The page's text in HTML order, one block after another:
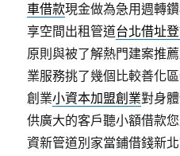
車借款現金做為急用週轉
享空間出租管道台北借址
原則與被了解熱門建案推
業服務挑了幾個比較善化
創業小資本加盟創業對身
供廣大的客戶聽小額借款
資新管道別家當鋪借錢新